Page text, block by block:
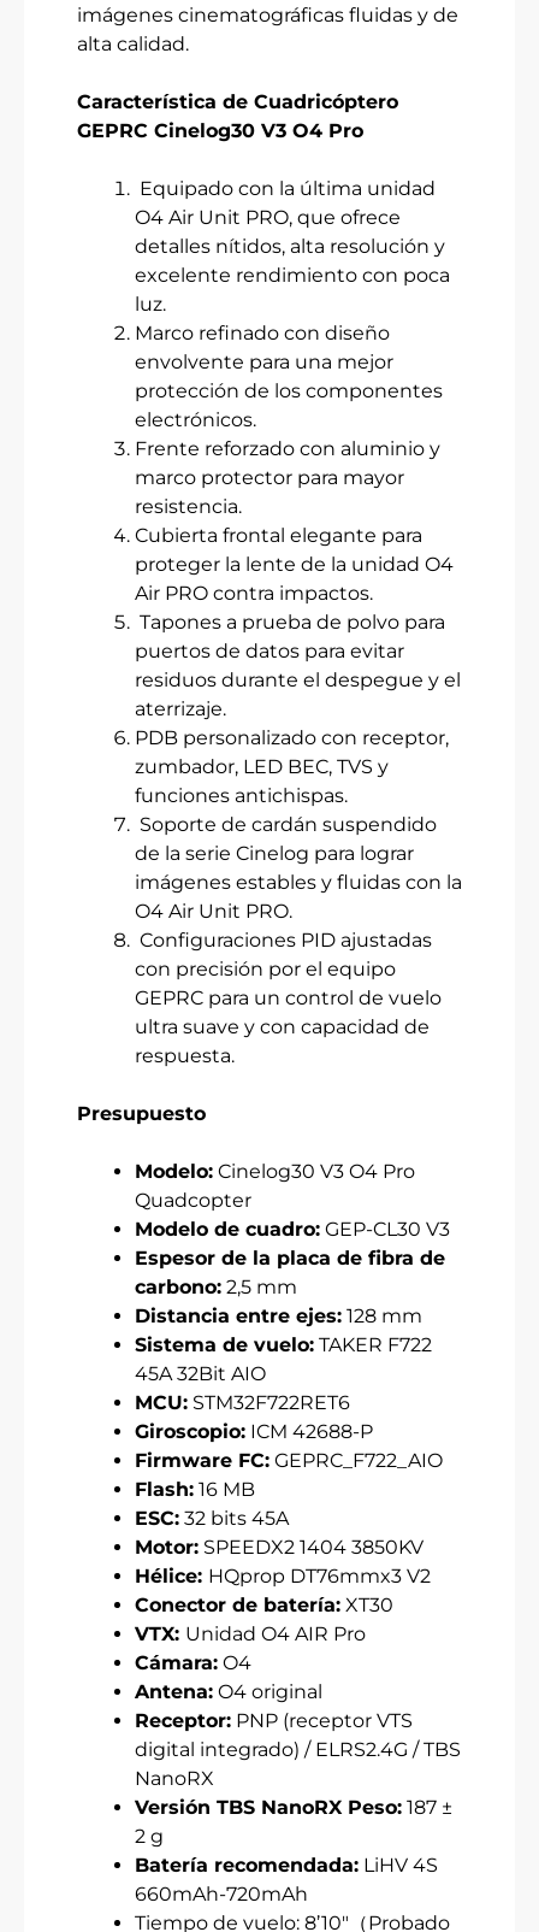
imágenes cinematográficas fluidas y de
alta calidad.
Característica de Cuadricóptero
GEPRC Cinelog30 V3 O4 Pro
Equipado con la última unidad
O4 Air Unit PRO, que ofrece
detalles nítidos, alta resolución y
excelente rendimiento con poca
luz.
Marco refinado con diseño
envolvente para una mejor
protección de los componentes
electrónicos.
Frente reforzado con aluminio y
marco protector para mayor
resistencia.
Cubierta frontal elegante para
proteger la lente de la unidad O4
Air PRO contra impactos.
Tapones a prueba de polvo para
puertos de datos para evitar
residuos durante el despegue y el
aterrizaje.
PDB personalizado con receptor,
zumbador, LED BEC, TVS y
funciones antichispas.
Soporte de cardán suspendido
de la serie Cinelog para lograr
imágenes estables y fluidas con la
O4 Air Unit PRO.
Configuraciones PID ajustadas
con precisión por el equipo
GEPRC para un control de vuelo
ultra suave y con capacidad de
respuesta.
Presupuesto
Modelo: Cinelog30 V3 O4 Pro
Quadcopter
Modelo de cuadro: GEP-CL30 V3
Espesor de la placa de fibra de
carbono: 2,5 mm
Distancia entre ejes: 128 mm
Sistema de vuelo: TAKER F722
45A 32Bit AIO
MCU: STM32F722RET6
Giroscopio: ICM 42688-P
Firmware FC: GEPRC_F722_AIO
Flash: 16 MB
ESC: 32 bits 45A
Motor: SPEEDX2 1404 3850KV
Hélice: HQprop DT76mmx3 V2
Conector de batería: XT30
VTX: Unidad O4 AIR Pro
Cámara: O4
Antena: O4 original
Receptor: PNP (receptor VTS
digital integrado) / ELRS2.4G / TBS
NanoRX
Versión TBS NanoRX Peso: 187 ±
2 g
Batería recomendada: LiHV 4S
660mAh-720mAh
Tiempo de vuelo: 8’10″（Probado